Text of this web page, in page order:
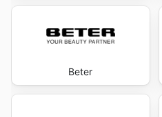
Beter